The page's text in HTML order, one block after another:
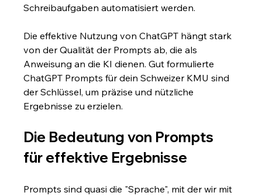
Schreibaufgaben automatisiert werden.
Die effektive Nutzung von ChatGPT hängt stark
von der Qualität der Prompts ab, die als
Anweisung an die KI dienen. Gut formulierte
ChatGPT Prompts für dein Schweizer KMU sind
der Schlüssel, um präzise und nützliche
Ergebnisse zu erzielen.
Die Bedeutung von Prompts
für effektive Ergebnisse
Prompts sind quasi die "Sprache", mit der wir mit